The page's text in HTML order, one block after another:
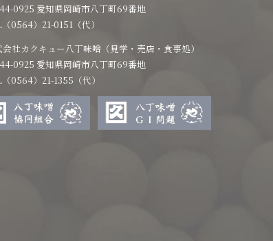
0925 愛知県岡崎市八丁町69番地
0564）21-0151（代）
社カクキュー八丁味噌（見学・売店・食事処）
0925 愛知県岡崎市八丁町69番地
0564）21-1355（代）